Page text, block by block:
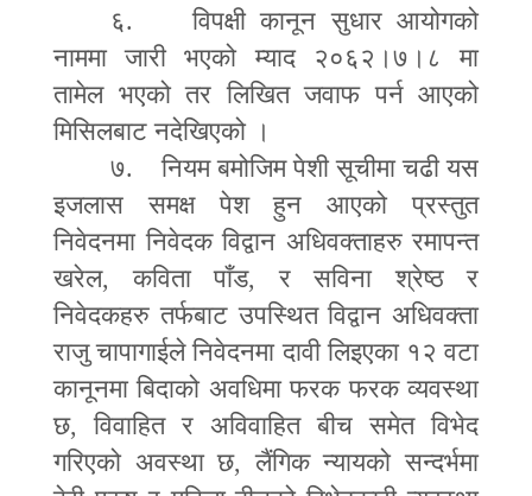
६. विपक्षी कानून सुधार आयोगको
नाममा जारी भएको म्याद २०६२।७।८ मा
तामेल भएको तर लिखित जवाफ पर्न आएको
मिसिलबाट नदेखिएको ।
७. नियम बमोजिम पेशी सूचीमा चढी यस
इजलास समक्ष पेश हुन आएको प्रस्तुत
निवेदनमा निवेदक विद्वान अधिवक्ताहरु रमापन्त
खरेल,कविता पाँड,र सविना श्रेष्ठ र
निवेदकहरु तर्फबाट उपस्थित विद्वान अधिवक्ता
राजु चापागाईले निवेदनमा दावी लिइएका १२ वटा
कानूनमा बिदाको अवधिमा फरक फरक व्यवस्था
छ,विवाहित र अविवाहित बीच समेत विभेद
गरिएको अवस्था छ,लैंगिक न्यायको सन्दर्भमा